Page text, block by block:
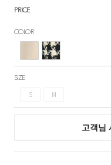
PRICE
COLOR
SIZE
S M